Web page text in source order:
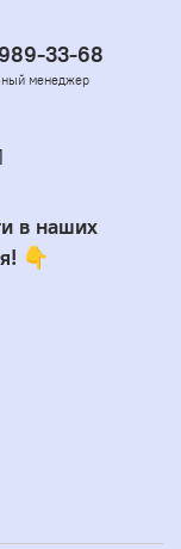
33-68
менеджер
в наших
👇